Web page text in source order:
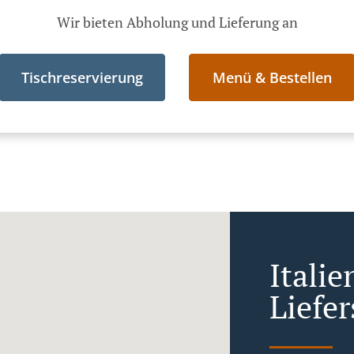
Wir bieten Abholung und Lieferung an
Tischreservierung Menü & Bestellen